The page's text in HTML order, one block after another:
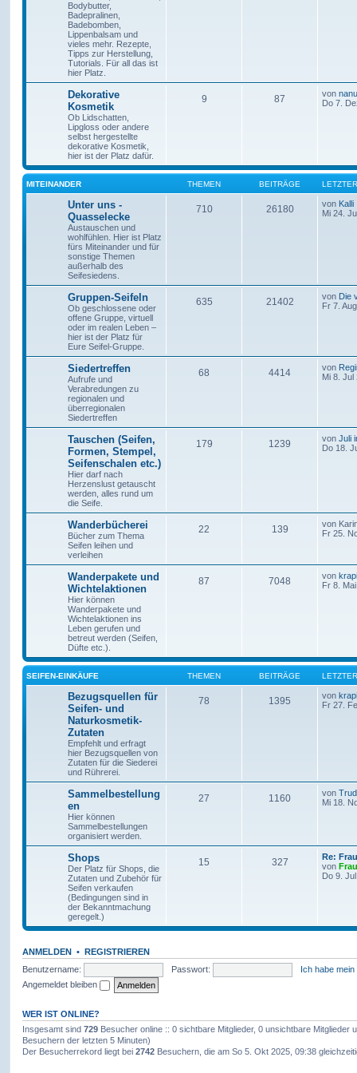
Bodybutter,
Badepralinen,
Badebomben,
Lippenbalsam und
vieles mehr. Rezepte,
Tipps zur Herstellung,
Tutorials. Für all das ist
hier Platz.
Dekorative
Kosmetik
Ob Lidschatten,
Lipgloss oder andere
selbst hergestellte
dekorative Kosmetik,
hier ist der Platz dafür.
9 87 von
Do 7.
MITEINANDER THEMEN BEITRÄGE
Unter uns -
Quasselecke
Austauschen und
wohlfühlen. Hier ist Platz
fürs Miteinander und für
sonstige Themen
außerhalb des
Seifesiedens.
710 26180 von Kalli
Mi 24.
Gruppen-Seifeln
Ob geschlossene oder
offene Gruppe, virtuell
oder im realen Leben –
hier ist der Platz für
Eure Seifel-Gruppe.
635 21402 von Die
Fr 7.
Siedertreffen
Aufrufe und
Verabredungen zu
regionalen und
überregionalen
Siedertreffen
68 4414 von
Mi 8. Jul
Tauschen (Seifen,
Formen, Stempel,
Seifenschalen etc.)
Hier darf nach
Herzenslust getauscht
werden, alles rund um
die Seife.
179 1239 von Juli
Do 18.
Wanderbücherei
Bücher zum Thema
Seifen leihen und
verleihen
22 139 von
Fr 25.
Wanderpakete und
Wichtelaktionen
Hier können
Wanderpakete und
Wichtelaktionen ins
Leben gerufen und
betreut werden (Seifen,
Düfte etc.).
87 7048 von krapi
Fr 8.
SEIFEN-EINKÄUFE THEMEN BEITRÄGE
Bezugsquellen für
Seifen- und
Naturkosmetik-
Zutaten
Empfehlt und erfragt
hier Bezugsquellen von
Zutaten für die Siederei
und Rührerei.
78 1395 von krapi
Fr 27.
Sammelbestellung
en
Hier können
Sammelbestellungen
organisiert werden.
27 1160 von
Mi 18.
Shops
Der Platz für Shops, die
Zutaten und Zubehör für
Seifen verkaufen
(Bedingungen sind in
der Bekanntmachung
geregelt.)
15 327
Re:
von
Do 9.
ANMELDEN • REGISTRIEREN
Benutzername:
Passwort:
Ich habe
Angemeldet bleiben
WER IST ONLINE?
Insgesamt sind 729 Besucher online :: 0 sichtbare Mitglieder, 0 unsichtbare Mitglieder
Besuchern der letzten 5 Minuten)
Der Besucherrekord liegt bei 2742 Besuchern, die am So 5. Okt 2025, 09:38